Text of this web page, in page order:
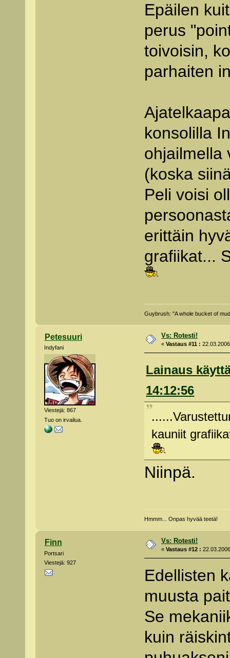
Epäilen
perus
toivoisin,
parhaiten
konsolilla
ohjailmella
(koska
Peli voisi
erittäin
grafiikat...
Guybrush: "A whole bucket of
Petesuuri
Indyfani
Viestejä: 867
Tuo on irvailua.
Vs: Rotesti!
«Vastaus #11 :
Lainaus
14:12:56
kauniit
Niinpä.
Hmmm... Onpas hyvää teetä!
Finn
Portsari
Viestejä: 927
Vs: Rotesti!
«Vastaus #12 :
Edellisten
muusta
Se
kuin